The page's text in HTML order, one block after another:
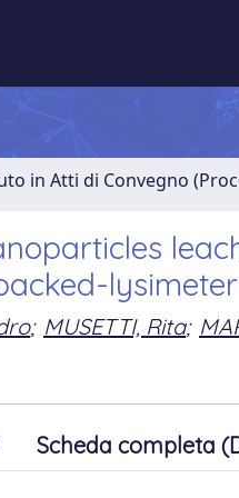
in Atti di Convegno
; MUSETTI, Rita;
Scheda completa